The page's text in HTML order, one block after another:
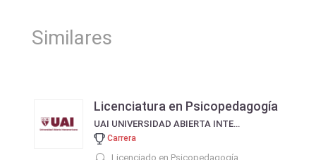
Similares
Licenciatura en Psicopedagogía
UAI UNIVERSIDAD ABIERTA INTERAMERICANA
Carrera
Licenciado en Psicopedagogía